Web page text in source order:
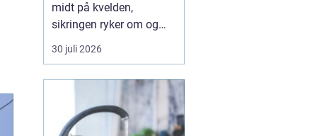
midt på kvelden,
sikringen ryker om og
om igjen, eller det lukter
svidd fra et stikkontakt,
elektrikervakt er en
tjeneste der autoriserte
30 juli 2026